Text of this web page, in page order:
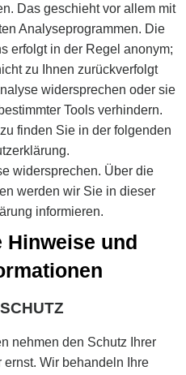
Das geschieht vor allem mit
Analyseprogrammen. Die
erfolgt in der Regel anonym;
zu Ihnen zurückverfolgt
widersprechen oder sie
Tools verhindern.
finden Sie in der folgenden
widersprechen. Über die
werden wir Sie in dieser
informieren.
Hinweise und
nehmen den Schutz Ihrer
Wir behandeln Ihre